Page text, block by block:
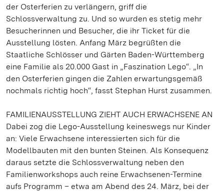
der Osterferien zu verlängern, griff die
Schlossverwaltung zu. Und so wurden es stetig mehr
Besucherinnen und Besucher, die ihr Ticket für die
Ausstellung lösten. Anfang März begrüßten die
Staatliche Schlösser und Gärten Baden-Württemberg
eine Familie als 20.000 Gast in „Faszination Lego“. „In
den Osterferien gingen die Zahlen erwartungsgemäß
nochmals richtig hoch“, fasst Stephan Hurst zusammen.
FAMILIENAUSSTELLUNG ZIEHT AUCH ERWACHSENE AN
Dabei zog die Lego-Ausstellung keineswegs nur Kinder
an: Viele Erwachsene interessierten sich für die
Modellbauten mit den bunten Steinen. Als Konsequenz
daraus setzte die Schlossverwaltung neben den
Familienworkshops auch reine Erwachsenen-Termine
aufs Programm – etwa am Abend des 24. März, bei der